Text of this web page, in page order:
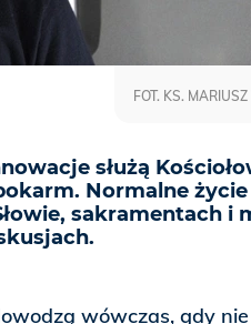
służą
Normalne życie
sakramentach i
FOT. KS.
wówczas, gdy